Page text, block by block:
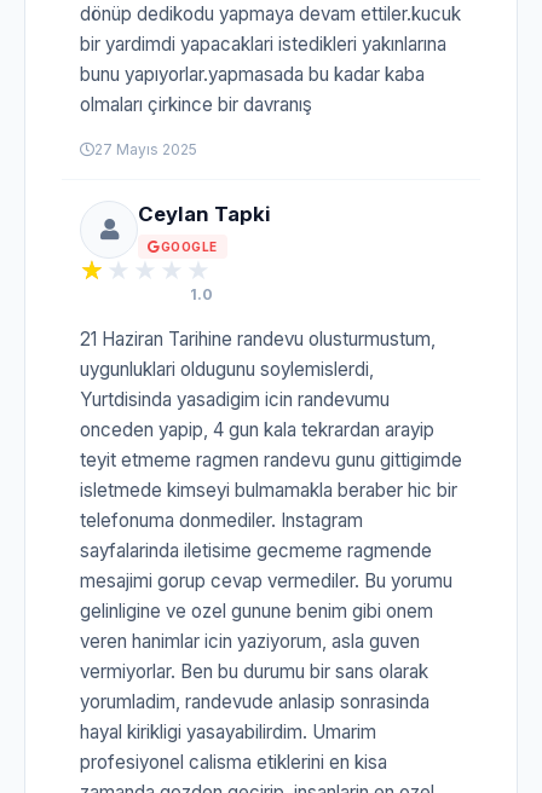
dönüp dedikodu yapmaya devam ettiler.kucuk
bir yardimdi yapacaklari istedikleri yakınlarına
bunu yapıyorlar.yapmasada bu kadar kaba
olmaları çirkince bir davranış
27 Mayıs 2025
Ceylan Tapki
GOOGLE
1.0
21 Haziran Tarihine randevu olusturmustum,
uygunluklari oldugunu soylemislerdi,
Yurtdisinda yasadigim icin randevumu
onceden yapip, 4 gun kala tekrardan arayip
teyit etmeme ragmen randevu gunu gittigimde
isletmede kimseyi bulmamakla beraber hic bir
telefonuma donmediler. Instagram
sayfalarinda iletisime gecmeme ragmende
mesajimi gorup cevap vermediler. Bu yorumu
gelinligine ve ozel gunune benim gibi onem
veren hanimlar icin yaziyorum, asla guven
vermiyorlar. Ben bu durumu bir sans olarak
yorumladim, randevude anlasip sonrasinda
hayal kirikligi yasayabilirdim. Umarim
profesiyonel calisma etiklerini en kisa